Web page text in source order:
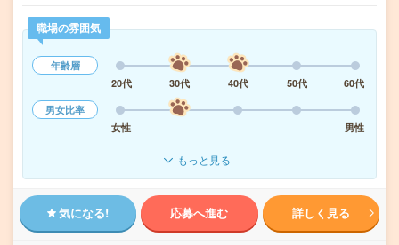
職場の雰囲気
年齢層
20代
30代 40代 50代
60代
男女比率
女性
男性
もっと見る
気になる! 応募へ進む 詳しく見る